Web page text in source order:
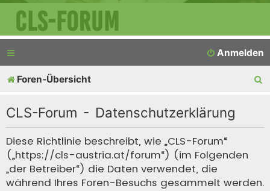
CLS-Forum
Anmelden
Foren-Übersicht
CLS-Forum - Datenschutzerklärung
Diese Richtlinie beschreibt, wie „CLS-Forum“
(„https://cls-austria.at/forum“) (im Folgenden
„der Betreiber“) die Daten verwendet, die
während Ihres Foren-Besuchs gesammelt werden.